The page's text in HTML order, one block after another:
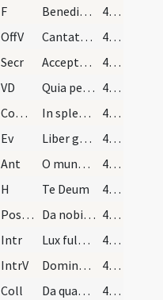
F Benedicamus Domino
43 (12r)
OffV Cantate Domino et benedicite nomen eius
43 (12r)
Secr Accepta tibi sit Domine quaesumus hodiernae festivitatis oblatio
43 (12r)
VD Quia per incarnati
43 (12r)
Comm In splendoribus sanctorum
43 (12r)
Ev Liber generationis
43 (12r)
Ant O mundi domina
43 (12r)
H Te Deum
43 (12r)
Postcomm Da nobis quaesumus Domine Deus noster ut qui nativitatem
43 (12r)
Intr Lux fulgebit hodie super nos
43 (12r)
IntrV Dominus regnavit decorem indutus est
43 (12r)
Coll Da quaesumus omnipotens Deus ut qui nova incarnati Verbi tui
43 (12r)